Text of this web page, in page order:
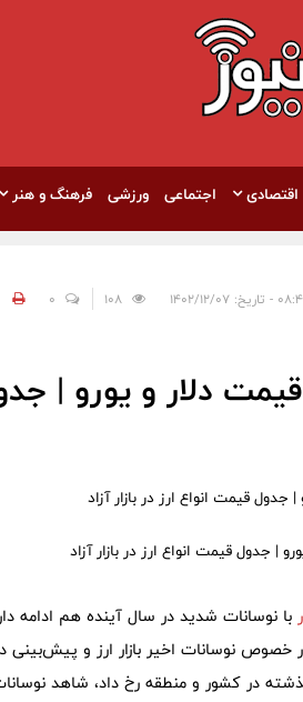
اقتصادی اجتماعی ورزشی فرهنگ و هنر
0
دلار و یورو |
قیمت انواع ارز در بازار آزاد
با نوسانات شدید در سال آینده هم
خصوص نوسانات اخیر بازار ارز و پیش‌بینی
در کشور و منطقه رخ داد، شاهد